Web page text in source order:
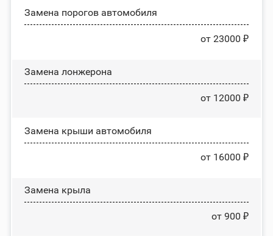
Замена порогов автомобиля
от 23000 ₽
Замена лонжерона
от 12000 ₽
Замена крыши автомобиля
от 16000 ₽
Замена крыла
от 900 ₽